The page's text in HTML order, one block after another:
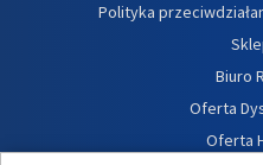
Polityka
Biuro
Oferta
Oferta